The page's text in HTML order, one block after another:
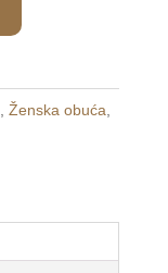
Ženska obuća